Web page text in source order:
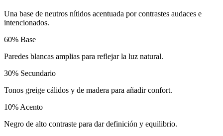
Una base de neutros nítidos acentuada por contrastes audaces e
intencionados.
60% Base
Paredes blancas amplias para reflejar la luz natural.
30% Secundario
Tonos greige cálidos y de madera para añadir confort.
10% Acento
Negro de alto contraste para dar definición y equilibrio.